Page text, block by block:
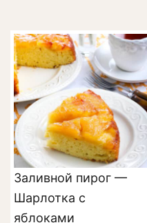
Заливной пирог —
Шарлотка с
яблоками